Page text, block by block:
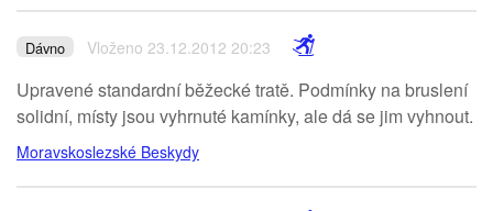
Dávno Vloženo 23.12.2012 20:23
Upravené standardní běžecké tratě. Podmínky na bruslení
solidní, místy jsou vyhrnuté kamínky, ale dá se jim vyhnout.
Moravskoslezské Beskydy